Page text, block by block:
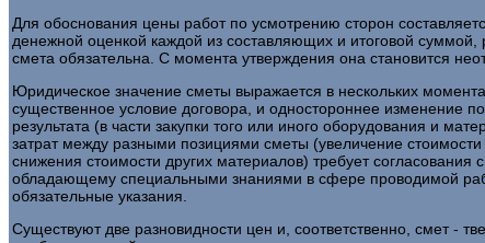
Для обоснования цены работ по усмотрению сторон
денежной оценкой каждой из составляющих и итоговой
смета обязательна. С момента утверждения она становится
Юридическое значение сметы выражается в нескольких
существенное условие договора, и одностороннее изменение
результата (в части закупки того или иного оборудования и
затрат между разными позициями сметы (увеличение
снижения стоимости других материалов) требует
обладающему специальными знаниями в сфере проводимой
обязательные указания.
Существуют две разновидности цен и, соответственно, смет -